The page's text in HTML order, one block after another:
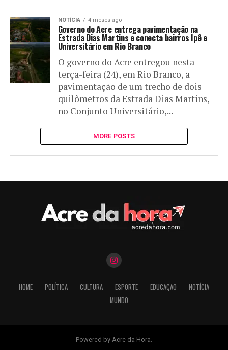
NOTÍCIA 4 meses ago
Governo do Acre entrega pavimentação na
Estrada Dias Martins e conecta bairros Ipê e
Universitário em Rio Branco
O governo do Acre entregou nesta
terça-feira (24), em Rio Branco, a
pavimentação de um trecho de dois
quilômetros da Estrada Dias Martins,
no Conjunto Universitário,...
MORE POSTS
HOME POLÍTICA CULTURA ESPORTE EDUCAÇÃO
NOTÍCIA
MUNDO
Powered by Acre da Hora.